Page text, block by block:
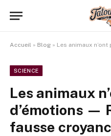
Accueil » Blog » Les animaux n’ont pas
SCIENCE
Les animaux
d’émotions —
fausse